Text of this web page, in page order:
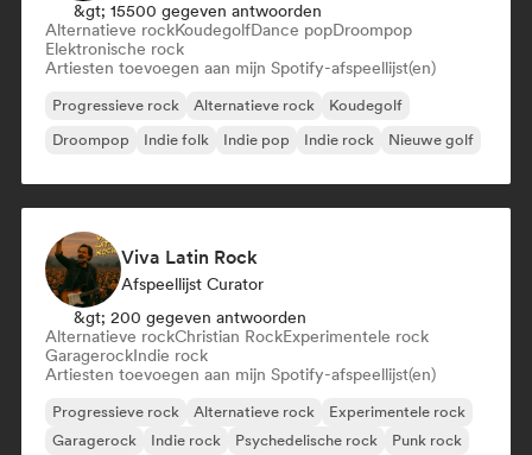
&gt; 15500 gegeven antwoorden
Alternatieve rockKoudegolfDance popDroompop
Elektronische rock
Artiesten toevoegen aan mijn Spotify-afspeellijst(en)
Progressieve rock Alternatieve rock
Koudegolf
Droompop
Indie folk Indie pop Indie rock Nieuwe golf
Viva Latin Rock
Afspeellijst Curator
&gt; 200 gegeven antwoorden
Alternatieve rockChristian RockExperimentele rock
GaragerockIndie rock
Artiesten toevoegen aan mijn Spotify-afspeellijst(en)
Progressieve rock Alternatieve rock
Experimentele rock
Garagerock
Indie rock Psychedelische rock
Punk rock